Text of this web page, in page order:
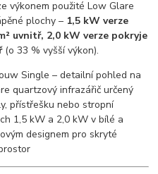
výkonem použité Low Glare
plochy – 1,5 kW verze
uvnitř, 2,0 kW verze pokryje
(o 33 % vyšší výkon).